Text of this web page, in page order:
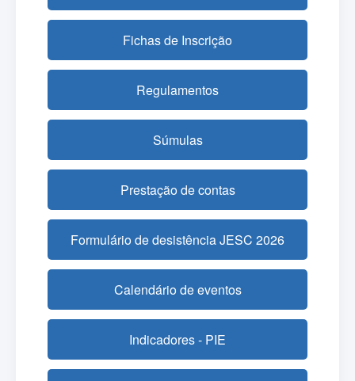
Fichas de Inscrição
Regulamentos
Súmulas
Prestação de contas
Formulário de desistência JESC 2026
Calendário de eventos
Indicadores - PIE